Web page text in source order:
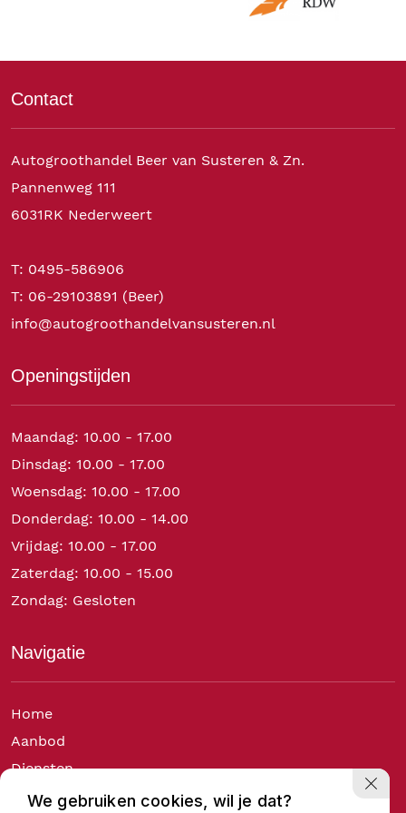
Contact
Autogroothandel Beer van Susteren & Zn.
Pannenweg 111
6031RK Nederweert
T: 0495-586906
T: 06-29103891 (Beer)
info@autogroothandelvansusteren.nl
Openingstijden
Maandag: 10.00 - 17.00
Dinsdag: 10.00 - 17.00
Woensdag: 10.00 - 17.00
Donderdag: 10.00 - 14.00
Vrijdag: 10.00 - 17.00
Zaterdag: 10.00 - 15.00
Zondag: Gesloten
Navigatie
Home
Aanbod
Diensten
Over ons
We gebruiken cookies, wil je dat?